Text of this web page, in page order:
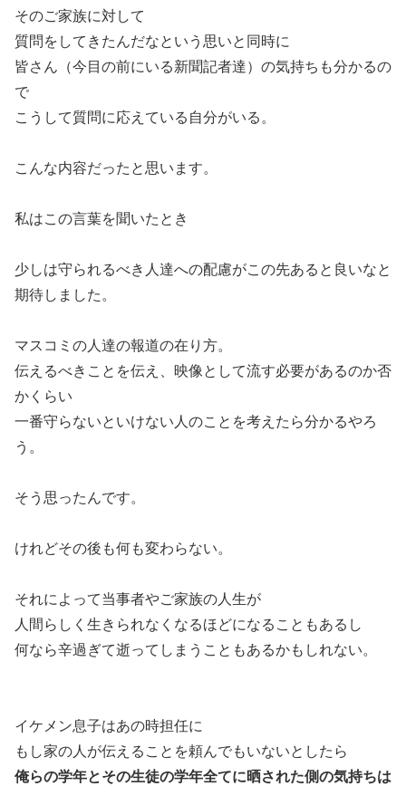
そのご家族に対して
質問をしてきたんだなという思いと同時に
皆さん（今目の前にいる新聞記者達）の気持ちも分かるの
で
こうして質問に応えている自分がいる。
こんな内容だったと思います。
私はこの言葉を聞いたとき
少しは守られるべき人達への配慮がこの先あると良いなと
期待しました。
マスコミの人達の報道の在り方。
伝えるべきことを伝え、映像として流す必要があるのか否
かくらい
一番守らないといけない人のことを考えたら分かるやろ
う。
そう思ったんです。
けれどその後も何も変わらない。
それによって当事者やご家族の人生が
人間らしく生きられなくなるほどになることもあるし
何なら辛過ぎて逝ってしまうこともあるかもしれない。
イケメン息子はあの時担任に
もし家の人が伝えることを頼んでもいないとしたら
俺らの学年とその生徒の学年全てに晒された側の気持ちは